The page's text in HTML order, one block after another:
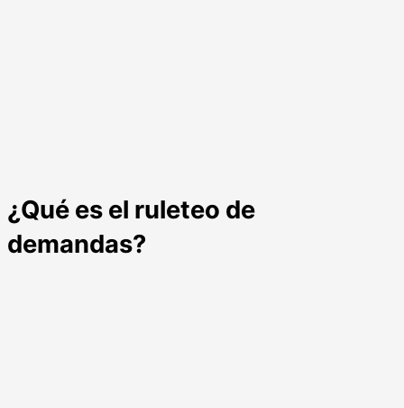
¿Qué es el ruleteo de
demandas?